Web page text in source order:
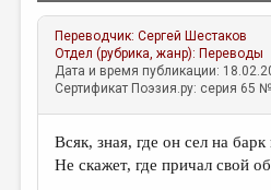
АВТОРЫ
КОММЕНТАРИИ
ЛИТСАЛОН
ПРАВИЛА САЙТА
Переводчик:Сергей Шестаков
Отдел (рубрика, жанр): Переводы
Дата и время публикации:
Сертификат Поэзия.ру: серия 65
Всяк, зная, где он сел на барк
Не скажет, где причал свой